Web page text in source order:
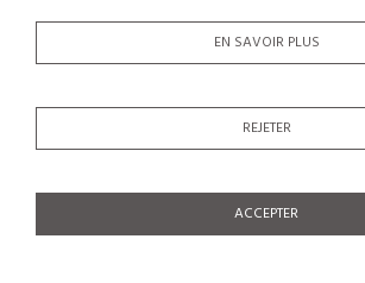
EN SAVOIR PLUS
REJETER
ACCEPTER
CRÉER UN COMPTE